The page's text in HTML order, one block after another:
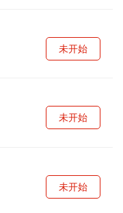
未开始
未开始
未开始